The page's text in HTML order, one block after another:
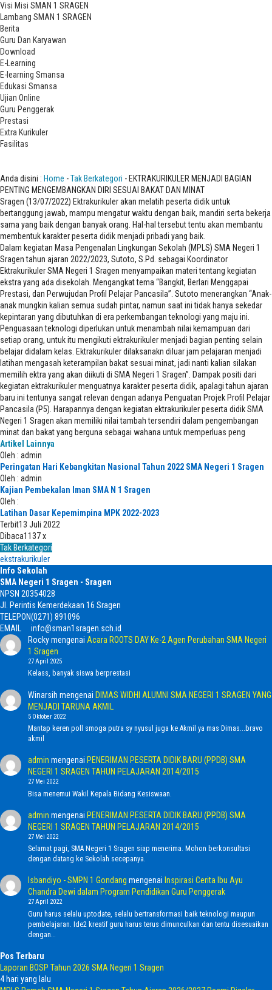
Visi Misi SMAN 1 SRAGEN
Lambang SMAN 1 SRAGEN
Berita
Guru Dan Karyawan
Download
E-Learning
E-learning Smansa
Edukasi Smansa
Ujian Online
Guru Penggerak
Prestasi
Extra Kurikuler
Fasilitas
Anda disini : Home -Tak Berkategori - EKTRAKURIKULER MENJADI BAGIAN
PENTING MENGEMBANGKAN DIRI SESUAI BAKAT DAN MINAT
Sragen (13/07/2022) Ektrakurikuler akan melatih peserta didik untuk
bertanggung jawab, mampu mengatur waktu dengan baik, mandiri serta bekerja
sama yang baik dengan banyak orang. Hal-hal tersebut tentu akan membantu
membentuk karakter peserta didik menjadi pribadi yang baik.
Dalam kegiatan Masa Pengenalan Lingkungan Sekolah (MPLS) SMA Negeri 1
Sragen tahun ajaran 2022/2023, Sutoto, S.Pd. sebagai Koordinator
Ektrakurikuler SMA Negeri 1 Sragen menyampaikan materi tentang kegiatan
ekstra yang ada disekolah. Mengangkat tema “Bangkit, Berlari Menggapai
Prestasi, dan Perwujudan Profil Pelajar Pancasila”. Sutoto menerangkan “Anak-
anak mungkin kalian semua sudah pintar, namun saat ini tidak hanya sekedar
kepintaran yang dibutuhkan di era perkembangan teknologi yang maju ini.
Penguasaan teknologi diperlukan untuk menambah nilai kemampuan dari
setiap orang, untuk itu mengikuti ektrakurikuler menjadi bagian penting selain
belajar didalam kelas. Ektrakurikuler dilaksanakn diluar jam pelajaran menjadi
latihan mengasah keterampilan bakat sesuai minat, jadi nanti kalian silakan
memilih ektra yang akan diikuti di SMA Negeri 1 Sragen”. Dampak positi dari
kegiatan ektrakurikuler menguatnya karakter peserta didik, apalagi tahun ajaran
baru ini tentunya sangat relevan dengan adanya Penguatan Projek Profil Pelajar
Pancasila (P5). Harapannya dengan kegiatan ektrakurikuler peserta didik SMA
Negeri 1 Sragen akan memiliki nilai tambah tersendiri dalam pengembangan
minat dan bakat yang berguna sebagai wahana untuk memperluas peng
Artikel Lainnya
Oleh : admin
Peringatan Hari Kebangkitan Nasional Tahun 2022 SMA Negeri 1 Sragen
Oleh : admin
Kajian Pembekalan Iman SMA N 1 Sragen
Oleh :
Latihan Dasar Kepemimpina MPK 2022-2023
Terbit13 Juli 2022
Dibaca1137 x
Tak Berkategori
ekstrakurikuler
Info Sekolah
SMA Negeri 1 Sragen - Sragen
NPSN 20354028
Jl. Perintis Kemerdekaan 16 Sragen
TELEPON(0271) 891096
EMAIL
info@sman1sragen.sch.id
Rockymengenai Acara ROOTS DAY Ke-2 Agen Perubahan SMA Negeri
1 Sragen
27 April 2025
Kelass, banyak siswa berprestasi
Winarsih mengenai DIMAS WIDHI ALUMNI SMA NEGERI 1 SRAGEN YANG
MENJADI TARUNA AKMIL
5 Oktober 2022
Mantap keren poll smoga putra sy nyusul juga ke Akmil ya mas Dimas...bravo
akmil
admin mengenai PENERIMAN PESERTA DIDIK BARU (PPDB) SMA
NEGERI 1 SRAGEN TAHUN PELAJARAN 2014/2015
27 Mei 2022
Bisa menemui Wakil Kepala Bidang Kesiswaan.
admin mengenai PENERIMAN PESERTA DIDIK BARU (PPDB) SMA
NEGERI 1 SRAGEN TAHUN PELAJARAN 2014/2015
27 Mei 2022
Selamat pagi, SMA Negeri 1 Sragen siap menerima. Mohon berkonsultasi
dengan datang ke Sekolah secepanya.
Isbandiyo - SMPN 1 Gondang mengenai Inspirasi Cerita Ibu Ayu
Chandra Dewi dalam Program Pendidikan Guru Penggerak
27 April 2022
Guru harus selalu uptodate, selalu bertransformasi baik teknologi maupun
pembelajaran. Ide2 kreatif guru harus terus dimunculkan dan tentu disesuaikan
dengan…
Pos Terbaru
Laporan BOSP Tahun 2026 SMA Negeri 1 Sragen
4 hari yang lalu